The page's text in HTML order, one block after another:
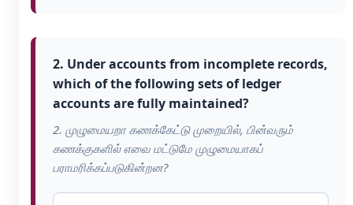
2. Under accounts from incomplete records,
which of the following sets of ledger
accounts are fully maintained?
2. முழுமையறா கணக்கேட்டு முறையில், பின்வரும்
கணக்குகளில் எவை மட்டுமே முழுமையாகப்
பராமரிக்கப்படுகின்றன?